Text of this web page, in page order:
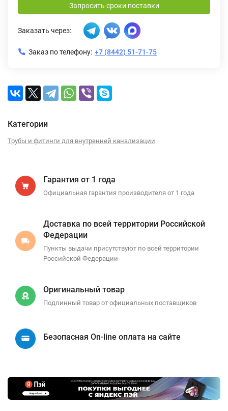
Запросить сроки поставки
Заказать через:
Заказ по телефону: +7 (8442) 51-71-75
Категории
Трубы и фитинги для внутренней канализации
Гарантия от 1 года
Официальная гарантия производителя от 1 года
Доставка по всей территории Российской
Федерации
Пункты выдачи присутствуют по всей территории
Российской Федерации
Оригинальный товар
Подлинный товар от официальных поставщиков
Безопасная On-line оплата на сайте